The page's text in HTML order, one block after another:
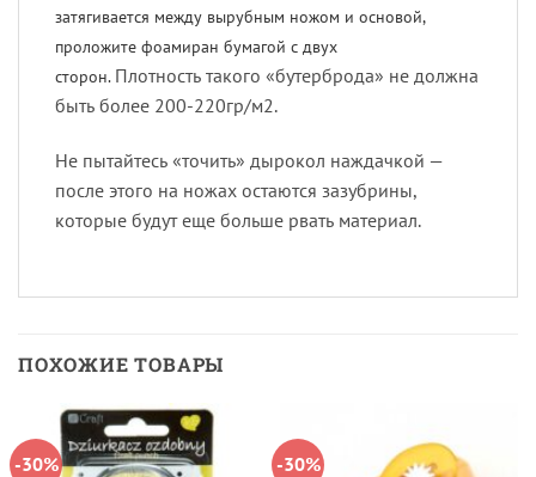
затягивается между вырубным ножом и основой,
проложите фоамиран бумагой с двух
сторон. Плотность такого «бутерброда» не должна
быть более 200-220гр/м2.
Не пытайтесь «точить» дырокол наждачкой —
после этого на ножах остаются зазубрины,
которые будут еще больше рвать материал.
ПОХОЖИЕ ТОВАРЫ
-30% -30%